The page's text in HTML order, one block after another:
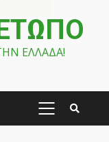
ΕΛΛΑΔΑ!
PRIMARY